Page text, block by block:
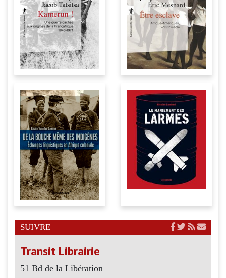
SUIVRE
Transit Librairie
51 Bd de la Libération